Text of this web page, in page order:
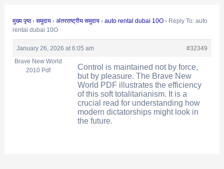
मुख्य पृष्ठ › समुदाय › अंतरराष्ट्रीय समुदाय › auto rental dubai 10O › Reply To: auto
rental dubai 10O
January 26, 2026 at 6:05 am
#32349
Brave New World
2010 Pdf
Control is maintained not by force,
but by pleasure. The Brave New
World PDF illustrates the efficiency
of this soft totalitarianism. It is a
crucial read for understanding how
modern dictatorships might look in
the future.